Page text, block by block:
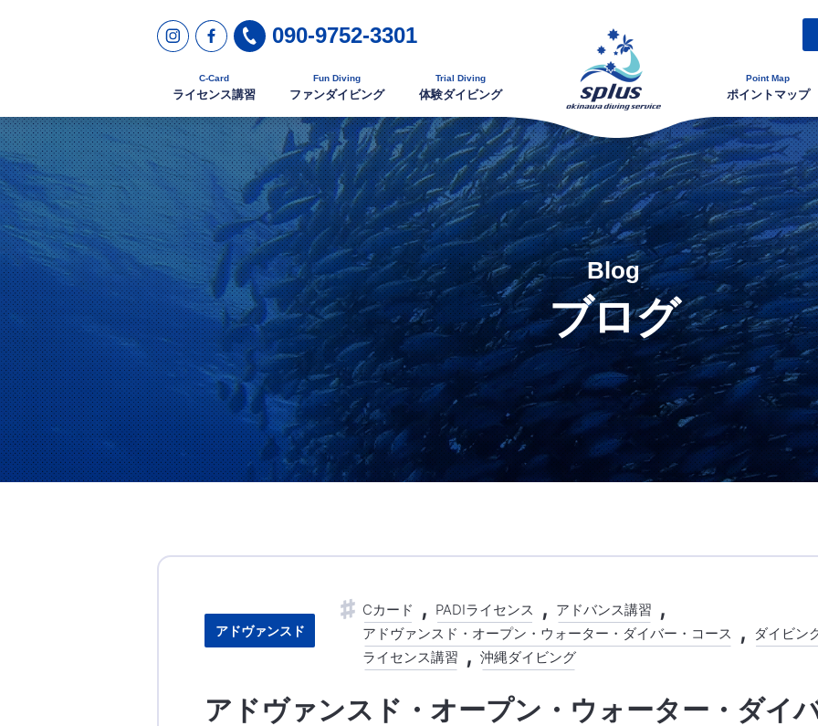
090-9752-3301
C-Card
ライセンス講習
Fun Diving
ファンダイビング
Trial Diving
体験ダイビング
Point Map
ポイントマップ
Blog
ブログ
アドヴァンスド
Cカード PADIライセンス
アドバンス講習
アドヴァンスド・オープン・ウォーター・ダイバー・コース
ダイビン
ライセンス講習
沖縄ダイビング
アドヴァンスド・オープン・ウォーター・ダイ